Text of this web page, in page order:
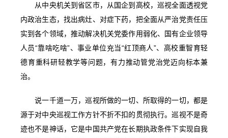
从中央机关到省区市，从国企到高校，巡视全面透视党
内政治生态，找出病灶、对症下药，把全面从严治党责任压
实到各个领域，推动解决机关党委作用弱化、国有企业领导
人员“靠啥吃啥”、事业单位充当“红顶商人”、高校重智育轻
德育重科研轻教学等问题，有力推动管党治党迈向标本兼
治。
说一千道一万，巡视所做的一切、所取得的一切，都是
源于对中央巡视工作方针不折不扣的贯彻执行。巡视不是奇
迹也不是神话，它是中国共产党在长期执政条件下实现自我